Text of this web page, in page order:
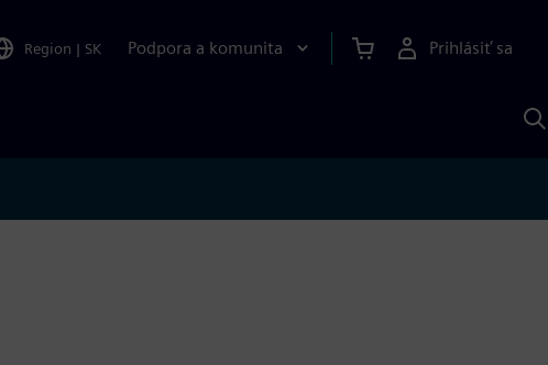
Region | SK Podpora a komunita Prihlásiť sa